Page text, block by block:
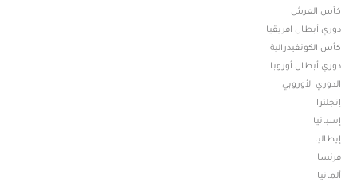
كأس العرش
دوري أبطال افريقيا
كأس الكونفيدرالية
دوري أبطال أوروبا
الدوري الأوروبي
إنجلترا
إسبانيا
إيطاليا
فرنسا
ألمانيا